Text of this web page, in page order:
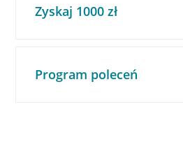
Zyskaj 1000 zł
Program poleceń